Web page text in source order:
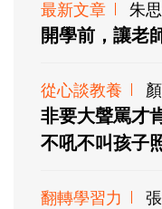
最新文章 朱
開學前，讓老
從心談教養
非要大聲罵才
不吼不叫孩子
翻轉學習力